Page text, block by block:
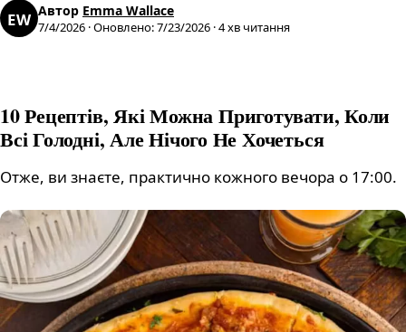
EW Автор Emma Wallace
7/4/2026 ·Оновлено:7/23/2026 ·4хв читання
10 Рецептів, Які Можна Приготувати, Коли
Всі Голодні, Але Нічого Не Хочеться
Отже, ви знаєте, практично кожного вечора о 17:00.